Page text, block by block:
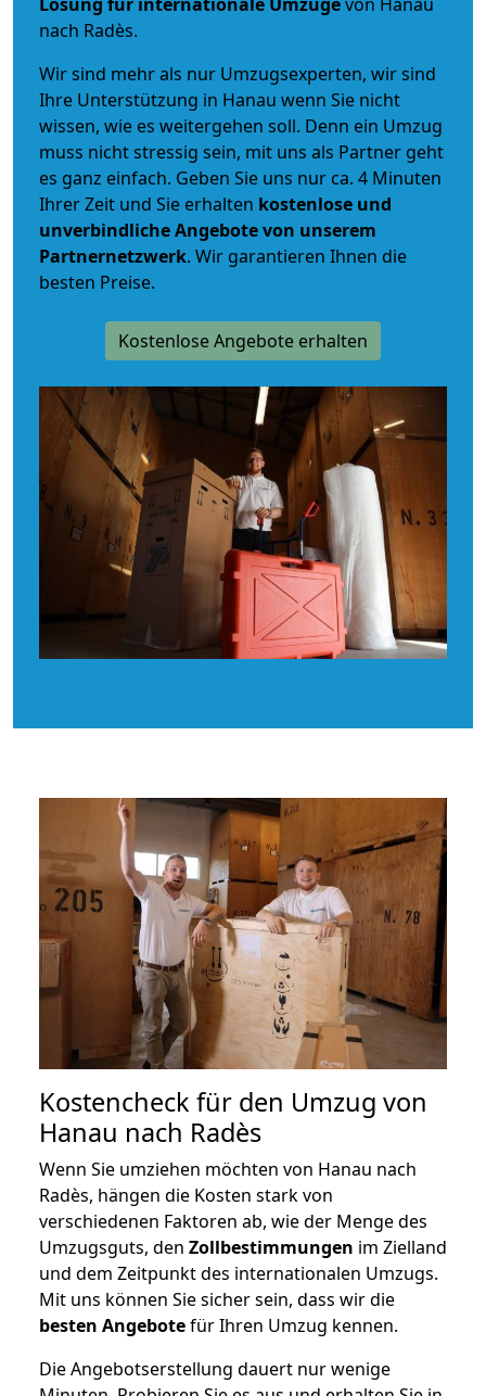
nach Radès.
Wir sind mehr als nur Umzugsexperten, wir sind
Ihre Unterstützung in Hanau wenn Sie nicht
wissen, wie es weitergehen soll. Denn ein Umzug
muss nicht stressig sein, mit uns als Partner geht
es ganz einfach. Geben Sie uns nur ca. 4 Minuten
Ihrer Zeit und Sie erhalten kostenlose und
unverbindlicheAngebote von unserem
Partnernetzwerk. Wir garantieren Ihnen die
besten Preise.
Kostenlose Angebote erhalten
Kostencheck für den Umzug von
Hanau nach Radès
Wenn Sie umziehen möchten von Hanau nach
Radès, hängen die Kosten stark von
verschiedenen Faktoren ab, wie der Menge des
Umzugsguts, den Zollbestimmungen im Zielland
und dem Zeitpunkt des internationalen Umzugs.
Mit uns können Sie sicher sein, dass wir die
besten Angebotefür Ihren Umzug kennen.
Die Angebotserstellung dauert nur wenige